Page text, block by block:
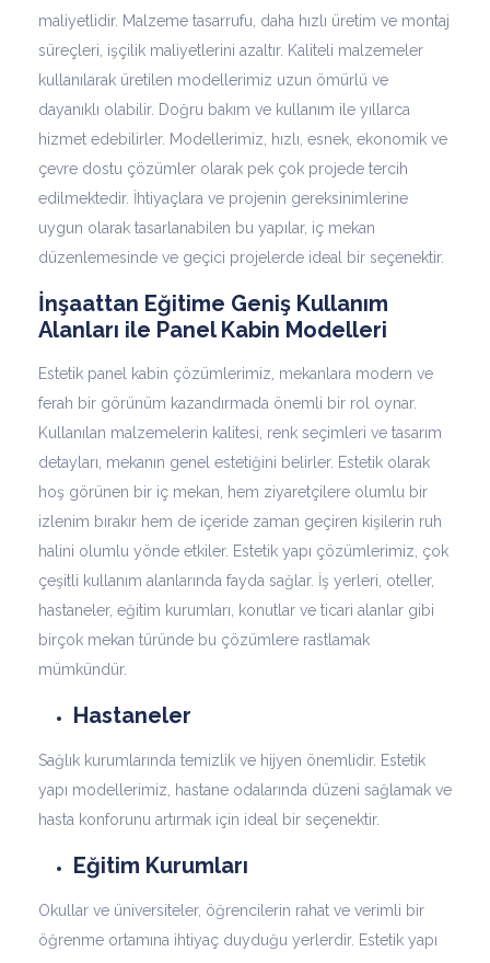
maliyetlidir. Malzeme tasarrufu, daha hızlı üretim ve montaj
süreçleri, işçilik maliyetlerini azaltır. Kaliteli malzemeler
kullanılarak üretilen modellerimiz uzun ömürlü ve
dayanıklı olabilir. Doğru bakım ve kullanım ile yıllarca
hizmet edebilirler. Modellerimiz, hızlı, esnek, ekonomik ve
çevre dostu çözümler olarak pek çok projede tercih
edilmektedir. İhtiyaçlara ve projenin gereksinimlerine
uygun olarak tasarlanabilen bu yapılar, iç mekan
düzenlemesinde ve geçici projelerde ideal bir seçenektir.
İnşaattan Eğitime Geniş Kullanım
Alanları ile Panel Kabin Modelleri
Estetik panel kabin çözümlerimiz, mekanlara modern ve
ferah bir görünüm kazandırmada önemli bir rol oynar.
Kullanılan malzemelerin kalitesi, renk seçimleri ve tasarım
detayları, mekanın genel estetiğini belirler. Estetik olarak
hoş görünen bir iç mekan, hem ziyaretçilere olumlu bir
izlenim bırakır hem de içeride zaman geçiren kişilerin ruh
halini olumlu yönde etkiler. Estetik yapı çözümlerimiz, çok
çeşitli kullanım alanlarında fayda sağlar. İş yerleri, oteller,
hastaneler, eğitim kurumları, konutlar ve ticari alanlar gibi
birçok mekan türünde bu çözümlere rastlamak
mümkündür.
Hastaneler
Sağlık kurumlarında temizlik ve hijyen önemlidir. Estetik
yapı modellerimiz, hastane odalarında düzeni sağlamak ve
hasta konforunu artırmak için ideal bir seçenektir.
Eğitim Kurumları
Okullar ve üniversiteler, öğrencilerin rahat ve verimli bir
öğrenme ortamına ihtiyaç duyduğu yerlerdir. Estetik yapı